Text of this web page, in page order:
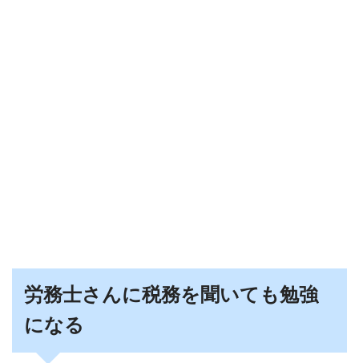
労務士さんに税務を聞いても勉強
になる